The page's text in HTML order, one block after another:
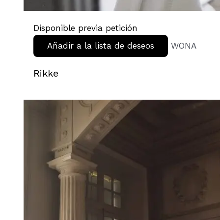
Disponible previa petición
Añadir a la lista de deseos
WONA
Rikke